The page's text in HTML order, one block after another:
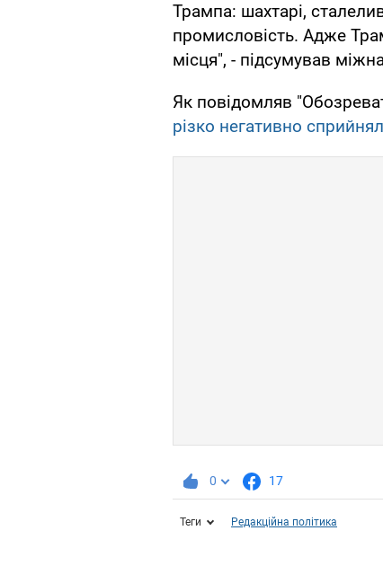
Трампа: шахтарі,
промисловість. Адже
місця", - підсумував
Як повідомляв
різко негативно
0 17
Теги Редакційна політика